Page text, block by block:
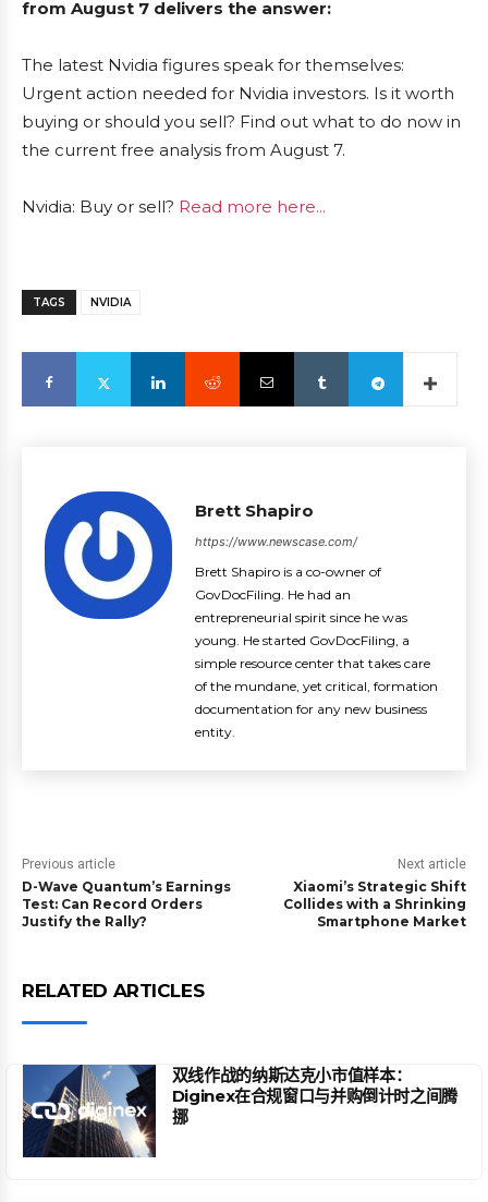
from August 7 delivers the answer:
The latest Nvidia figures speak for themselves:
Urgent action needed for Nvidia investors. Is it worth
buying or should you sell? Find out what to do now in
the current free analysis from August 7.
Nvidia: Buy or sell? Read more here...
TAGS NVIDIA
Brett Shapiro
https://www.newscase.com/
Brett Shapiro is a co-owner of
GovDocFiling. He had an
entrepreneurial spirit since he was
young. He started GovDocFiling, a
simple resource center that takes care
of the mundane, yet critical, formation
documentation for any new business
entity.
Previous article
D-Wave Quantum’s Earnings
Test: Can Record Orders
Justify the Rally?
Next article
Xiaomi’s Strategic Shift
Collides with a Shrinking
Smartphone Market
RELATED ARTICLES
双线作战的纳斯达克小市值样本：
Diginex在合规窗口与并购倒计时之间腾
挪